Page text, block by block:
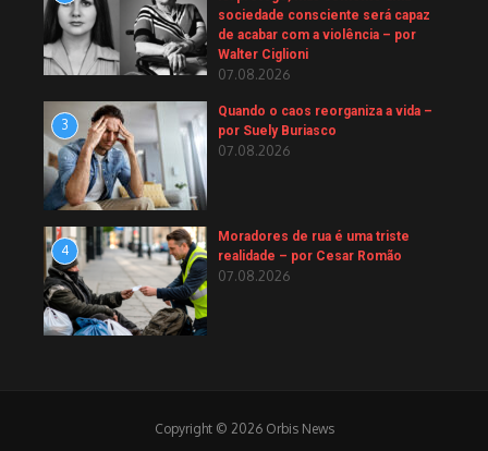
sociedade consciente será capaz
de acabar com a violência – por
Walter Ciglioni
07.08.2026
3
Quando o caos reorganiza a vida –
por Suely Buriasco
07.08.2026
4
Moradores de rua é uma triste
realidade – por Cesar Romão
07.08.2026
Copyright © 2026 Orbis News